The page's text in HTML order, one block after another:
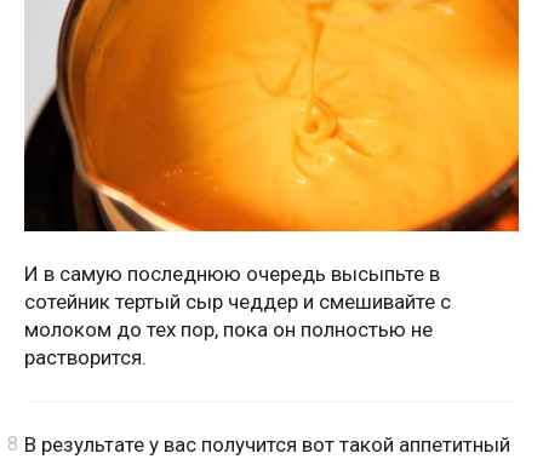
И в самую последнюю очередь высыпьте в
сотейник тертый сыр чеддер и смешивайте с
молоком до тех пор, пока он полностью не
растворится.
В результате у вас получится вот такой аппетитный